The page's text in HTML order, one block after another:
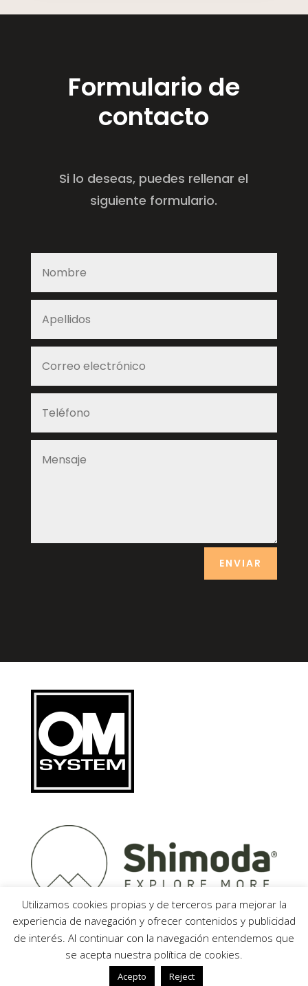
Formulario de
contacto
Si lo deseas, puedes rellenar el
siguiente formulario.
ENVIAR
Utilizamos cookies propias y de terceros para mejorar la
experiencia de navegación y ofrecer contenidos y publicidad
de interés. Al continuar con la navegación entendemos que
se acepta nuestra política de cookies.
Acepto Reject